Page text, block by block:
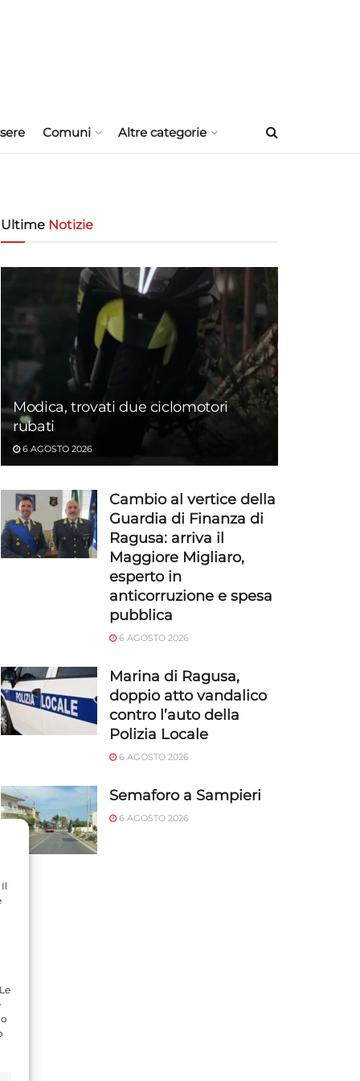
Comuni Altre categorie
Ultime Notizie
Modica, trovati due ciclomotori
rubati
6 AGOSTO 2026
Cambio al vertice della
Guardia di Finanza di
Ragusa: arriva il
Maggiore Migliaro,
esperto in
anticorruzione e spesa
pubblica
6 AGOSTO 2026
Marina di Ragusa,
doppio atto vandalico
contro l’auto della
Polizia Locale
6 AGOSTO 2026
Semaforo a Sampieri
6 AGOSTO 2026